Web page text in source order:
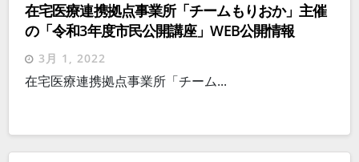
在宅医療連携拠点事業所「チームもりおか」主催
の「令和3年度市民公開講座」WEB公開情報
3月 1, 2022
在宅医療連携拠点事業所「チーム...